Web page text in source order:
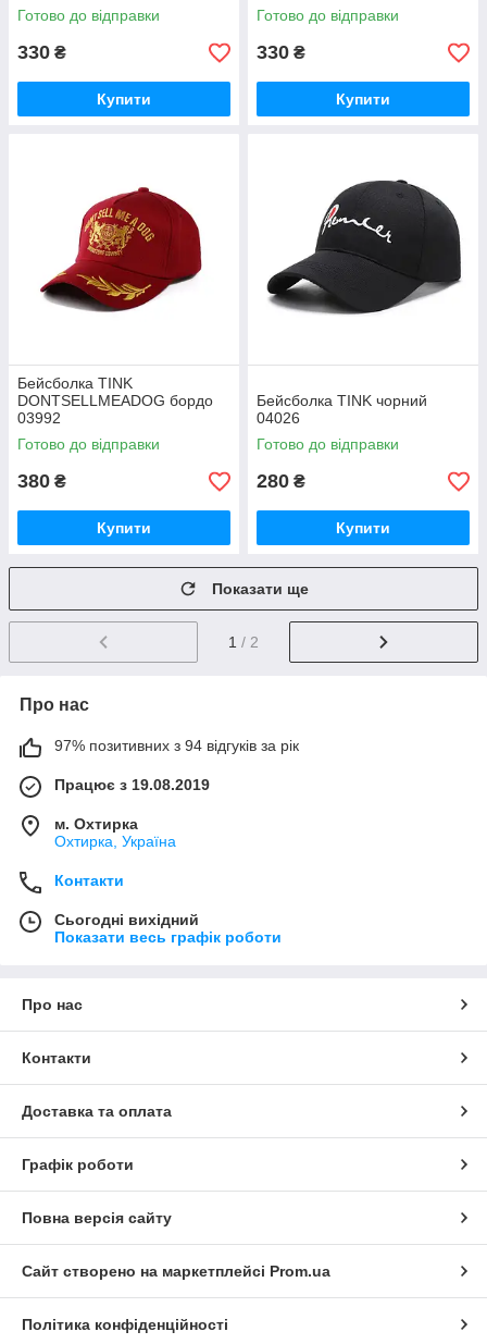
Готово до відправки
330 ₴
Купити
Готово до відправки
330 ₴
Купити
Бейсболка TINK
DONTSELLMEADOG бордо
03992
Готово до відправки
380 ₴
Купити
Бейсболка TINK чорний
04026
Готово до відправки
280 ₴
Купити
Показати ще
1 / 2
Про нас
97% позитивних з 94 відгуків за рік
Працює з 19.08.2019
м. Охтирка
Охтирка, Україна
Контакти
Сьогодні вихідний
Показати весь графік роботи
Про нас
Контакти
Доставка та оплата
Графік роботи
Повна версія сайту
Сайт створено на маркетплейсі Prom.ua
Політика конфіденційності